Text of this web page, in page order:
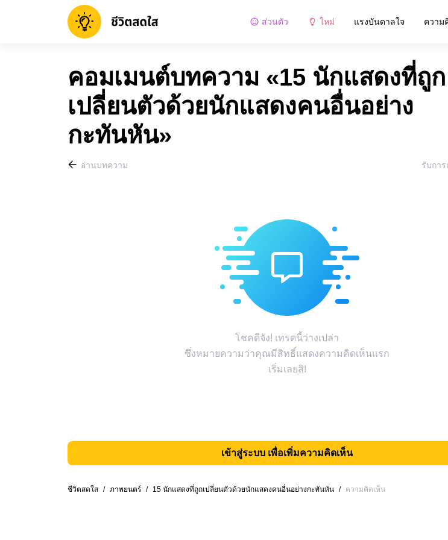
ส่วนตัว ใหม่ แรงบันดาลใจ ความ
คอมเมนต์บทความ «15 นักแสดงที่ถูก
เปลี่ยนตัวด้วยนักแสดงคนอื่นอย่าง
กะทันหัน»
อ่านบทความ รับการ
โชคดีจัง! เทรดนี้ว่างเปล่า
ซึ่งหมายความว่าคุณมีสิทธิ์แสดงความคิดเห็นแรก
เริ่มเลยสิ!
เข้าสู่ระบบ เพื่อเพิ่มความคิดเห็น
ชีวิตสดใส / ภาพยนตร์ / 15 นักแสดงที่ถูกเปลี่ยนตัวด้วยนักแสดงคนอื่นอย่างกะทันหัน / ความคิดเห็น